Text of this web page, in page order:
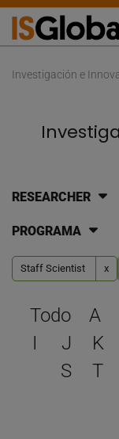
Investigación e
RESEARCHER
PROGRAMA
Staff Scientist x
Todo A
I
J K
S
T